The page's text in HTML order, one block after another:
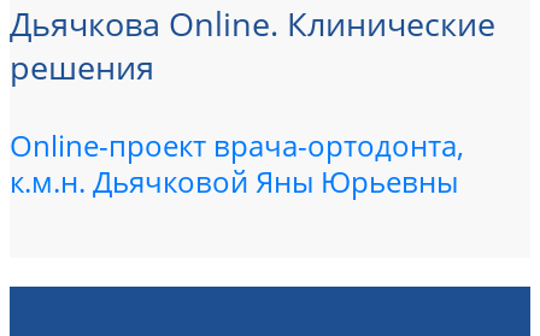
Дьячкова Online. Клинические
решения
Online-проект врача-ортодонта,
к.м.н. Дьячковой Яны Юрьевны